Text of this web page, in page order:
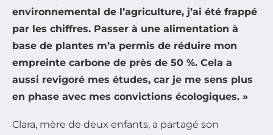
environnemental de l’agriculture, j’ai été frappé
par les chiffres. Passer à une alimentation à
base de plantes m’a permis de réduire mon
empreinte carbone de près de 50 %. Cela a
aussi revigoré mes études, car je me sens plus
en phase avec mes convictions écologiques. »
Clara, mère de deux enfants, a partagé son